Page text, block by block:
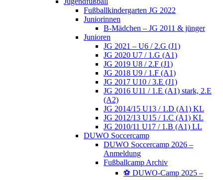
Fußballkindergarten JG 2022
Juniorinnen
B-Mädchen – JG 2011 & jünger
Junioren
JG 2021 – U6 / 2.G (J1)
JG 2020 U7 / 1.G (A1)
JG 2019 U8 / 2.F (J1)
JG 2018 U9 / 1.F (A1)
JG 2017 U10 / 3.E (J1)
JG 2016 U11 / 1.E (A1) stark, 2.E
(A2)
JG 2014/15 U13 / 1.D (A1) KL
JG 2012/13 U15 / 1.C (A1) KL
JG 2010/11 U17 / 1.B (A1) LL
DUWO Soccercamp
DUWO Soccercamp 2026 –
Anmeldung
Fußballcamp Archiv
⚽️ DUWO-Camp 2025 –